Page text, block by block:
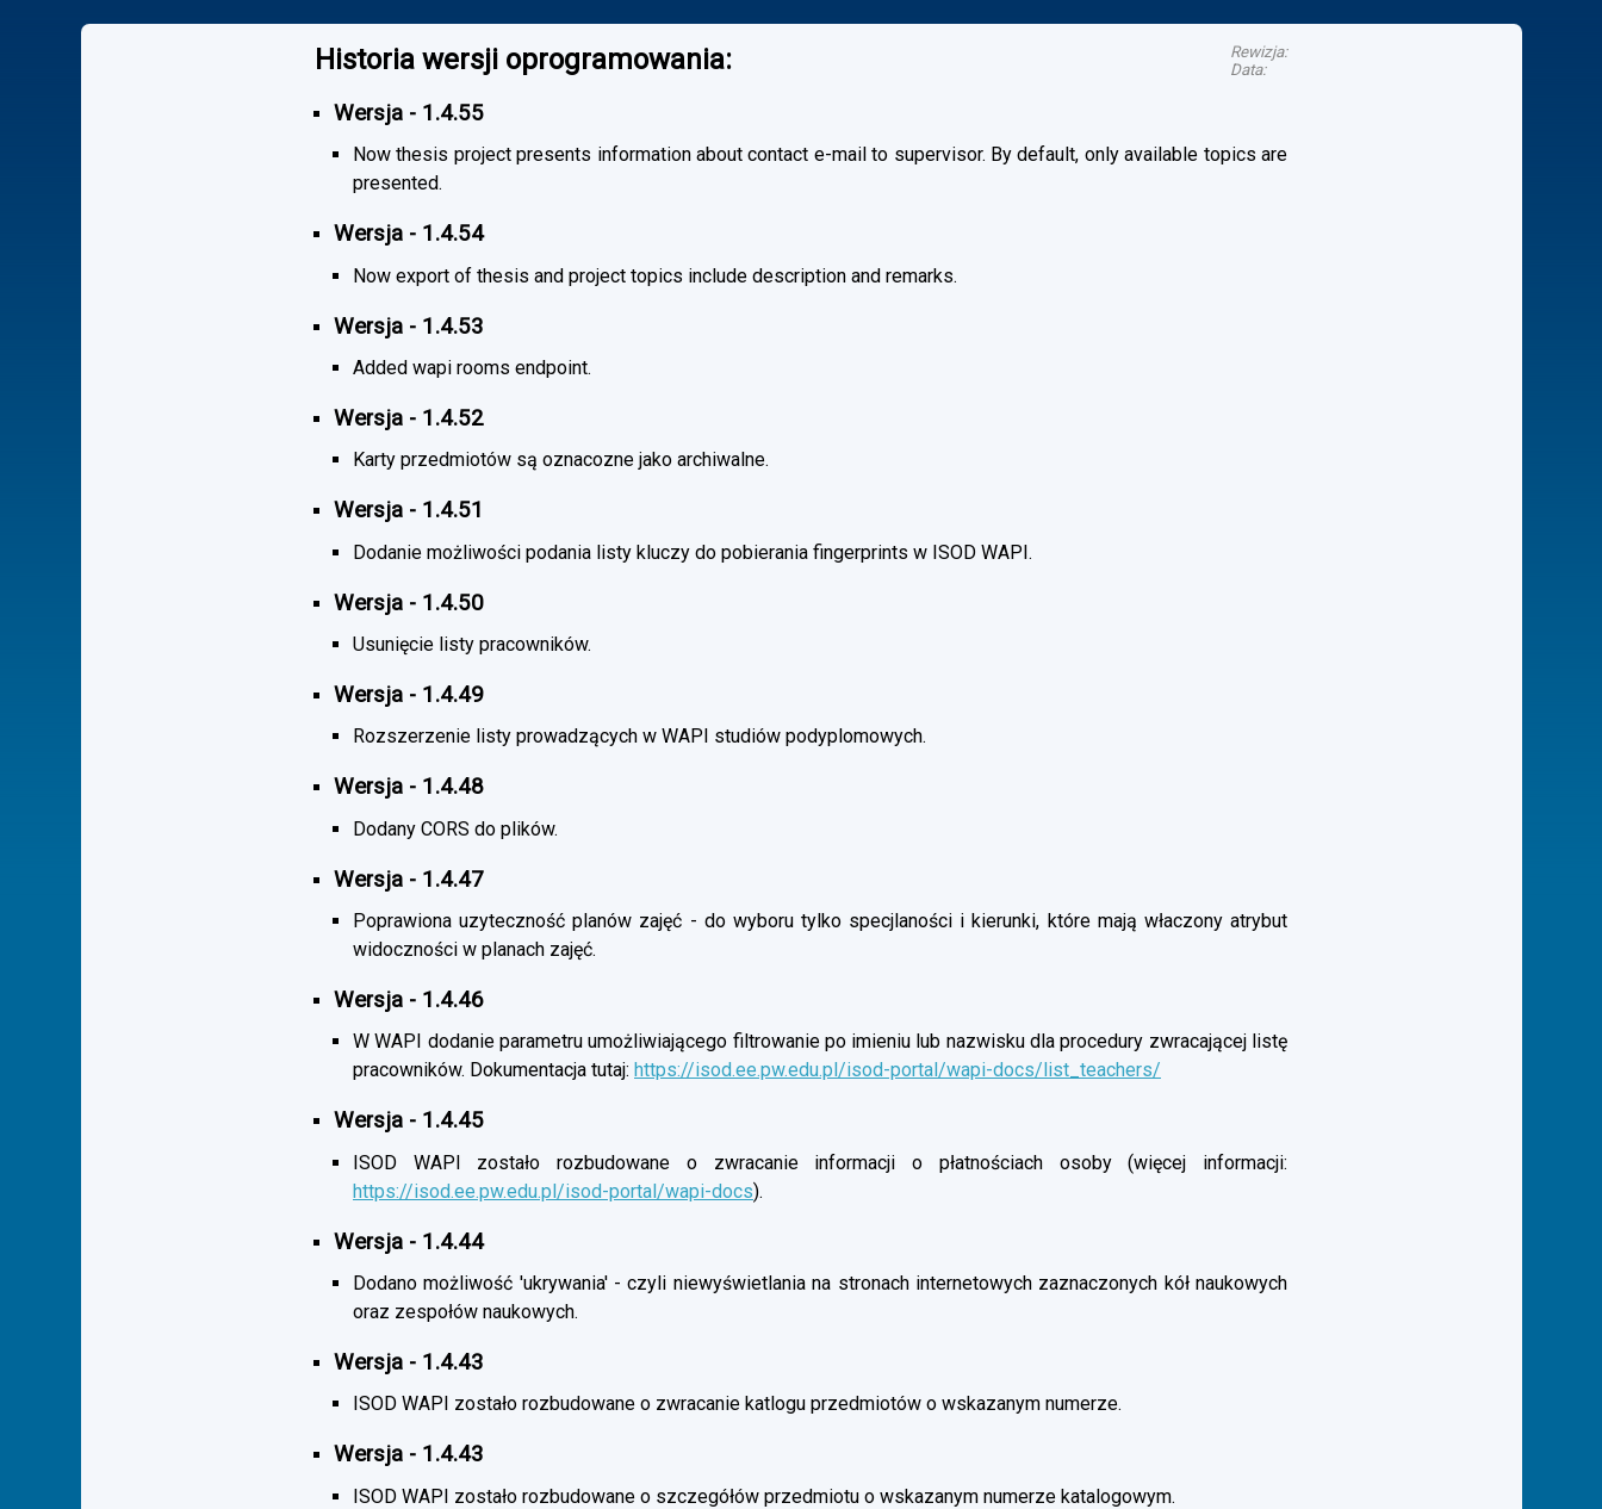
Historia wersji oprogramowania:
Rewizja:
Data:
Wersja - 1.4.55
Now thesis project presents information about contact e-mail to supervisor. By default, only available topics are
presented.
Wersja - 1.4.54
Now export of thesis and project topics include description and remarks.
Wersja - 1.4.53
Added wapi rooms endpoint.
Wersja - 1.4.52
Karty przedmiotów są oznacozne jako archiwalne.
Wersja - 1.4.51
Dodanie możliwości podania listy kluczy do pobierania fingerprints w ISOD WAPI.
Wersja - 1.4.50
Usunięcie listy pracowników.
Wersja - 1.4.49
Rozszerzenie listy prowadzących w WAPI studiów podyplomowych.
Wersja - 1.4.48
Dodany CORS do plików.
Wersja - 1.4.47
Poprawiona uzyteczność planów zajęć - do wyboru tylko specjlaności i kierunki, które mają właczony atrybut
widoczności w planach zajęć.
Wersja - 1.4.46
W WAPI dodanie parametru umożliwiającego filtrowanie po imieniu lub nazwisku dla procedury zwracającej listę
pracowników. Dokumentacja tutaj: https://isod.ee.pw.edu.pl/isod-portal/wapi-docs/list_teachers/
Wersja - 1.4.45
ISOD WAPI zostało rozbudowane o zwracanie informacji o płatnościach osoby (więcej informacji:
https://isod.ee.pw.edu.pl/isod-portal/wapi-docs).
Wersja - 1.4.44
Dodano możliwość 'ukrywania' - czyli niewyświetlania na stronach internetowych zaznaczonych kół naukowych
oraz zespołów naukowych.
Wersja - 1.4.43
ISOD WAPI zostało rozbudowane o zwracanie katlogu przedmiotów o wskazanym numerze.
Wersja - 1.4.43
ISOD WAPI zostało rozbudowane o szczegółów przedmiotu o wskazanym numerze katalogowym.